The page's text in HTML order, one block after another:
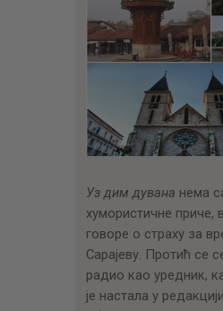
Уз дим дувана нема
хумористичне приче,
говоре о страху за
Сарајеву. Протић се
радио као уредник,
је настала у